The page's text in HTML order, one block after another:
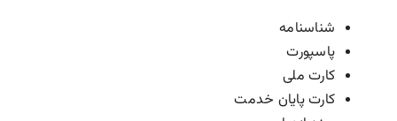
شناسنامه
پاسپورت
کارت ملی
کارت پایان خدمت